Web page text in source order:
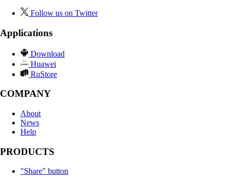
Follow us on Twitter
Applications
Download
Huawei
RuStore
COMPANY
About
News
Help
PRODUCTS
"Share" button